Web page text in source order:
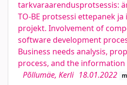
tarkvaraarendusprotsessis:
TO-BE protsessi ettepanek
projekt. Involvement of
software development
Business needs analysis,
process, and the
Põllumäe, Kerli 18.01.2022